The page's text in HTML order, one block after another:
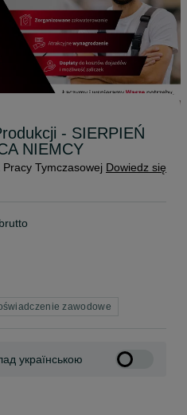
- SIERPIEŃ
NIEMCY
Tymczasowej Dowiedz się
zawodowe
українською